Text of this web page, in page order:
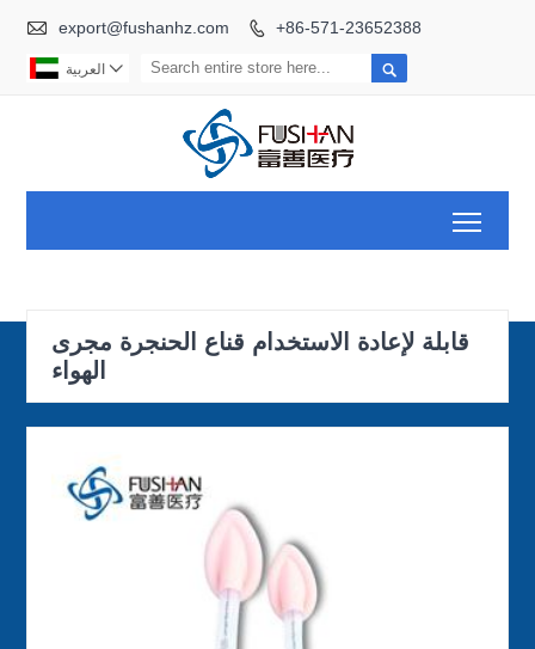
 export@fushanhz.com  +86-571-23652388
 العربية 
قابلة لإعادة الاستخدام قناع الحنجرة مجرى
الهواء